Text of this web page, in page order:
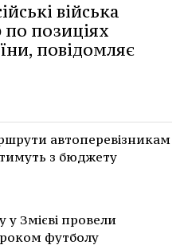
війська
по позиціях
повідомляє
автоперевізникам
з бюджету
у Змієві провели
футболу